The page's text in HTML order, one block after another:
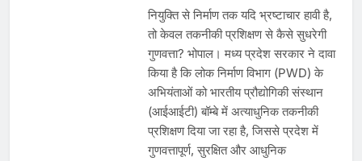
नियुक्ति से निर्माण तक यदि भ्रष्टाचार हावी है,
तो केवल तकनीकी प्रशिक्षण से कैसे सुधरेगी
गुणवत्ता? भोपाल। मध्य प्रदेश सरकार ने दावा
किया है कि लोक निर्माण विभाग (PWD) के
अभियंताओं को भारतीय प्रौद्योगिकी संस्थान
(आईआईटी) बॉम्बे में अत्याधुनिक तकनीकी
प्रशिक्षण दिया जा रहा है, जिससे प्रदेश में
गुणवत्तापूर्ण, सुरक्षित और आधुनिक